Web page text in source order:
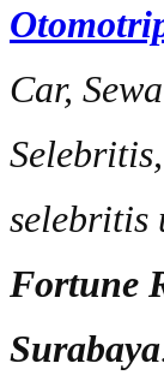
Car,
selebritis
Fortune
Surabaya